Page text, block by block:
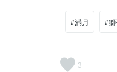
#満月 #
3